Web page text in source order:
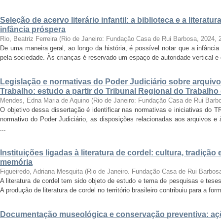
Seleção de acervo literário infantil: a biblioteca e a
infância próspera
Rio, Beatriz Ferreira (Rio de Janeiro: Fundação Casa de Rui Barbosa, 2024,
De uma maneira geral, ao longo da história, é possível notar que a
pela sociedade. Às crianças é reservado um espaço de autoridade vertical
Legislação e normativas do Poder Judiciário sobre
Trabalho: estudo a partir do Tribunal Regional do Trabalho
Mendes, Edna Maria de Aquino (Rio de Janeiro: Fundação Casa de Rui
O objetivo dessa dissertação é identificar nas normativas e iniciativas do
normativo do Poder Judiciário, as disposições relacionadas aos arquivos e
...
Instituições ligadas à literatura de cordel: cultura, tradição
memória
Figueiredo, Adriana Mesquita (Rio de Janeiro. Fundação Casa de Rui
A literatura de cordel tem sido objeto de estudo e tema de pesquisas e
A produção de literatura de cordel no território brasileiro contribuiu para a
Documentação museológica e conservação preventiva: